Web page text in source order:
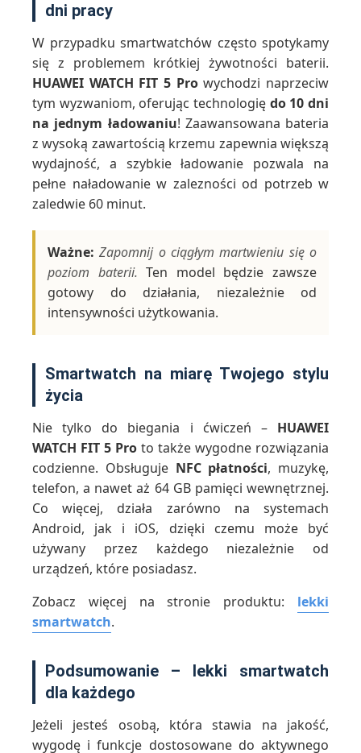
dni pracy
W przypadku smartwatchów często spotykamy
się z problemem krótkiej żywotności baterii.
HUAWEI WATCH FIT 5 Prowychodzi naprzeciw
tym wyzwaniom, oferując technologię do 10 dni
na jednym ładowaniu! Zaawansowana bateria
z wysoką zawartością krzemu zapewnia większą
wydajność, a szybkie ładowanie pozwala na
pełne naładowanie w zalezności od potrzeb w
zaledwie 60 minut.
Ważne: Zapomnij o ciągłym martwieniu się o
poziom baterii. Ten model będzie zawsze
gotowy do działania, niezależnie od
intensywności użytkowania.
Smartwatch na miarę Twojego stylu
życia
Nie tylko do biegania i ćwiczeń – HUAWEI
WATCH FIT 5 Pro to także wygodne rozwiązania
codzienne. Obsługuje NFC płatności, muzykę,
telefon, a nawet aż 64 GB pamięci wewnętrznej.
Co więcej, działa zarówno na systemach
Android, jak i iOS, dzięki czemu może być
używany przez każdego niezależnie od
urządzeń, które posiadasz.
Zobacz więcej na stronie produktu: lekki
smartwatch.
Podsumowanie – lekki smartwatch
dla każdego
Jeżeli jesteś osobą, która stawia na jakość,
wygodę i funkcje dostosowane do aktywnego